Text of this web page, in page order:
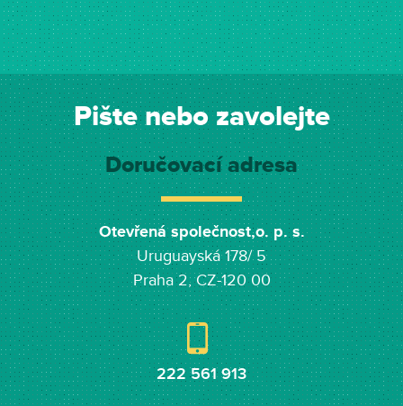
Pište nebo zavolejte
Doručovací adresa
Otevřená společnost,o. p. s.
Uruguayská 178/ 5
Praha 2, CZ-120 00
222 561 913